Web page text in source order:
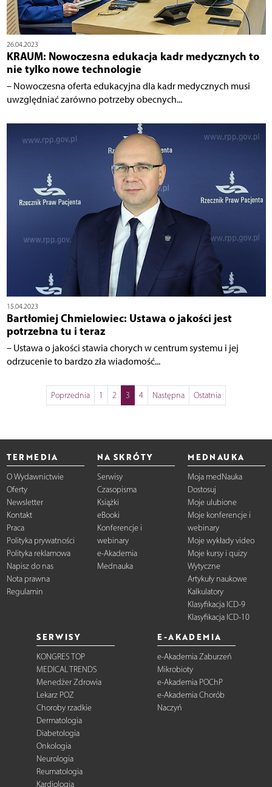
26.04.2023
KRAUM: Nowoczesna edukacja kadr medycznych to
nie tylko nowe technologie
– Nowoczesna oferta edukacyjna dla kadr medycznych musi
uwzględniać zarówno potrzeby obecnych...
15.04.2023
Bartłomiej Chmielowiec: Ustawa o jakości jest
potrzebna tu i teraz
– Ustawa o jakości stawia chorych w centrum systemu i jej
odrzucenie to bardzo zła wiadomość...
Poprzednia 1 2 3 4 Następna Ostatnia
TERMEDIA
O Wydawnictwie
Oferty
Newsletter
Kontakt
Praca
Polityka prywatności
Polityka reklamowa
Napisz do nas
Nota prawna
Regulamin
NA SKRÓTY
Serwisy
Czasopisma
Książki
eBooki
Konferencje i
webinary
e-Akademia
Mednauka
MEDNAUKA
Moja medNauka
Dostosuj
Moje ulubione
Moje konferencje i
webinary
Moje wykłady video
Moje kursy i quizy
Wytyczne
Artykuły naukowe
Kalkulatory
Klasyfikacja ICD-9
Klasyfikacja ICD-10
SERWISY
KONGRES TOP
MEDICAL TRENDS
Menedżer Zdrowia
Lekarz POZ
Choroby rzadkie
Dermatologia
Diabetologia
Onkologia
Neurologia
Reumatologia
Kardiologia
E-AKADEMIA
e-Akademia Zaburzeń
Mikrobioty
e-Akademia POChP
e-Akademia Chorób
Naczyń